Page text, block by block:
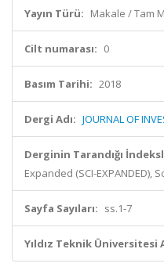
Yayın Türü: Makale / Tam
Cilt numarası: 0
Basım Tarihi: 2018
Dergi Adı: JOURNAL OF
Derginin Tarandığı
Expanded (SCI-EXPANDED),
Sayfa Sayıları: ss.1-7
Yıldız Teknik Üniversitesi